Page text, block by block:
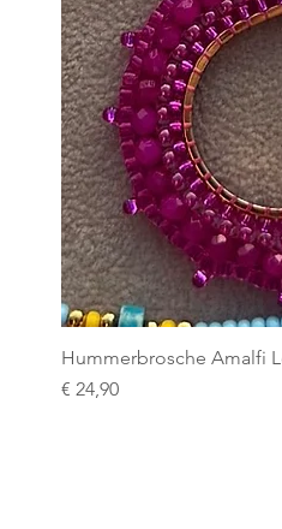
Hummerbrosche Amalfi
Preis
€ 24,90